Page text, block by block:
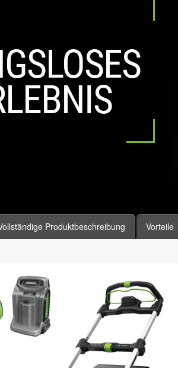
Produktbeschreibung Vorteile